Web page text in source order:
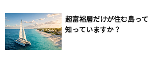
超富裕層だけが住む島って
知っていますか？